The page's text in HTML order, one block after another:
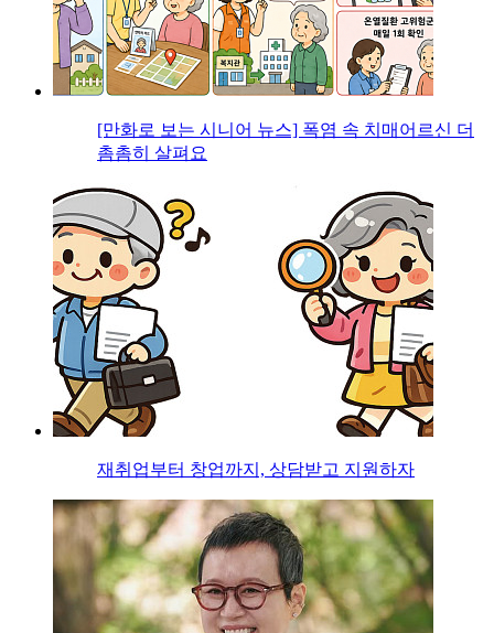
[만화로 보는 시니어 뉴스] 폭염 속 치매어르신 더
촘촘히 살펴요
재취업부터 창업까지, 상담받고 지원하자